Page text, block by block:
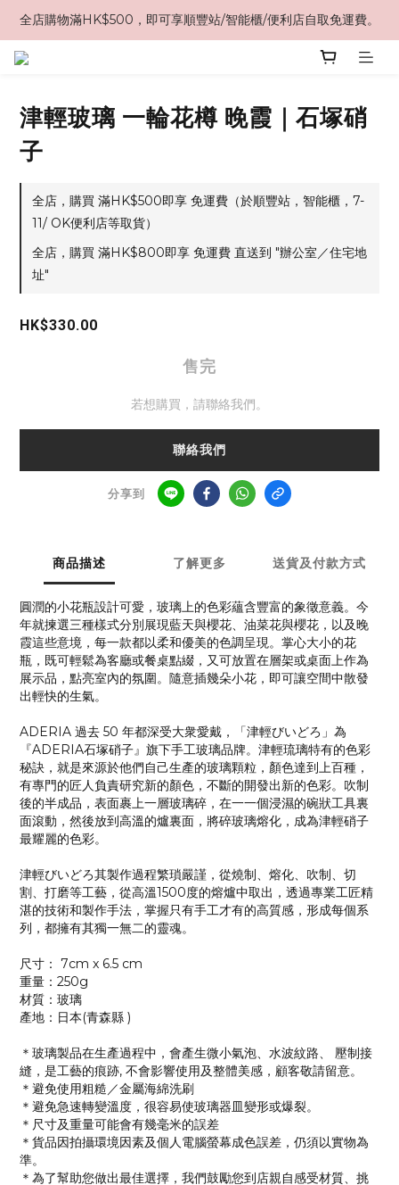
全店購物滿HK$500，即可享順豐站/智能櫃/便利店自取免運費。
津輕玻璃 一輪花樽 晚霞｜石塚硝
子
全店，購買 滿HK$500即享 免運費（於順豐站，智能櫃，7-
11/ OK便利店等取貨）
全店，購買 滿HK$800即享 免運費 直送到 "辦公室／住宅地
址"
HK$330.00
售完
若想購買，請聯絡我們。
聯絡我們
分享到
商品描述 了解更多 送貨及付款方式
圓潤的小花瓶設計可愛，玻璃上的色彩蘊含豐富的象徵意義。今
年就揀選三種樣式分別展現藍天與櫻花、油菜花與櫻花，以及晚
霞這些意境，每一款都以柔和優美的色調呈現。掌心大小的花
瓶，既可輕鬆為客廳或餐桌點綴，又可放置在層架或桌面上作為
展示品，點亮室內的氛圍。隨意插幾朵小花，即可讓空間中散發
出輕快的生氣。
ADERIA 過去 50 年都深受大衆愛戴，「津輕びいどろ」為
『ADERIA石塚硝子』旗下手工玻璃品牌。津輕琉璃特有的色彩
秘訣，就是來源於他們自己生產的玻璃顆粒，顏色達到上百種，
有專門的匠人負責研究新的顏色，不斷的開發出新的色彩。吹制
後的半成品，表面裹上一層玻璃碎，在一一個浸濕的碗狀工具裏
面滾動，然後放到高溫的爐裏面，將碎玻璃熔化，成為津輕硝子
最耀麗的色彩。
津輕びいどろ其製作過程繁瑣嚴謹，從燒制、熔化、吹制、切
割、打磨等工藝，從高溫1500度的熔爐中取出，透過專業工匠精
湛的技術和製作手法，掌握只有手工才有的高質感，形成每個系
列，都擁有其獨一無二的靈魂。
尺寸： 7cm x 6.5 cm
重量：250g
材質：玻璃
產地：日本(青森縣 )
＊玻璃製品在生產過程中，會產生微小氣泡、水波紋路、 壓制接
縫，是工藝的痕跡, 不會影響使用及整體美感，顧客敬請留意。
＊避免使用粗糙／金屬海綿洗刷
＊避免急速轉變溫度，很容易使玻璃器皿變形或爆裂。
＊尺寸及重量可能會有幾毫米的誤差
＊貨品因拍攝環境因素及個人電腦螢幕成色誤差，仍須以實物為
準。
＊為了幫助您做出最佳選擇，我們鼓勵您到店親自感受材質、挑